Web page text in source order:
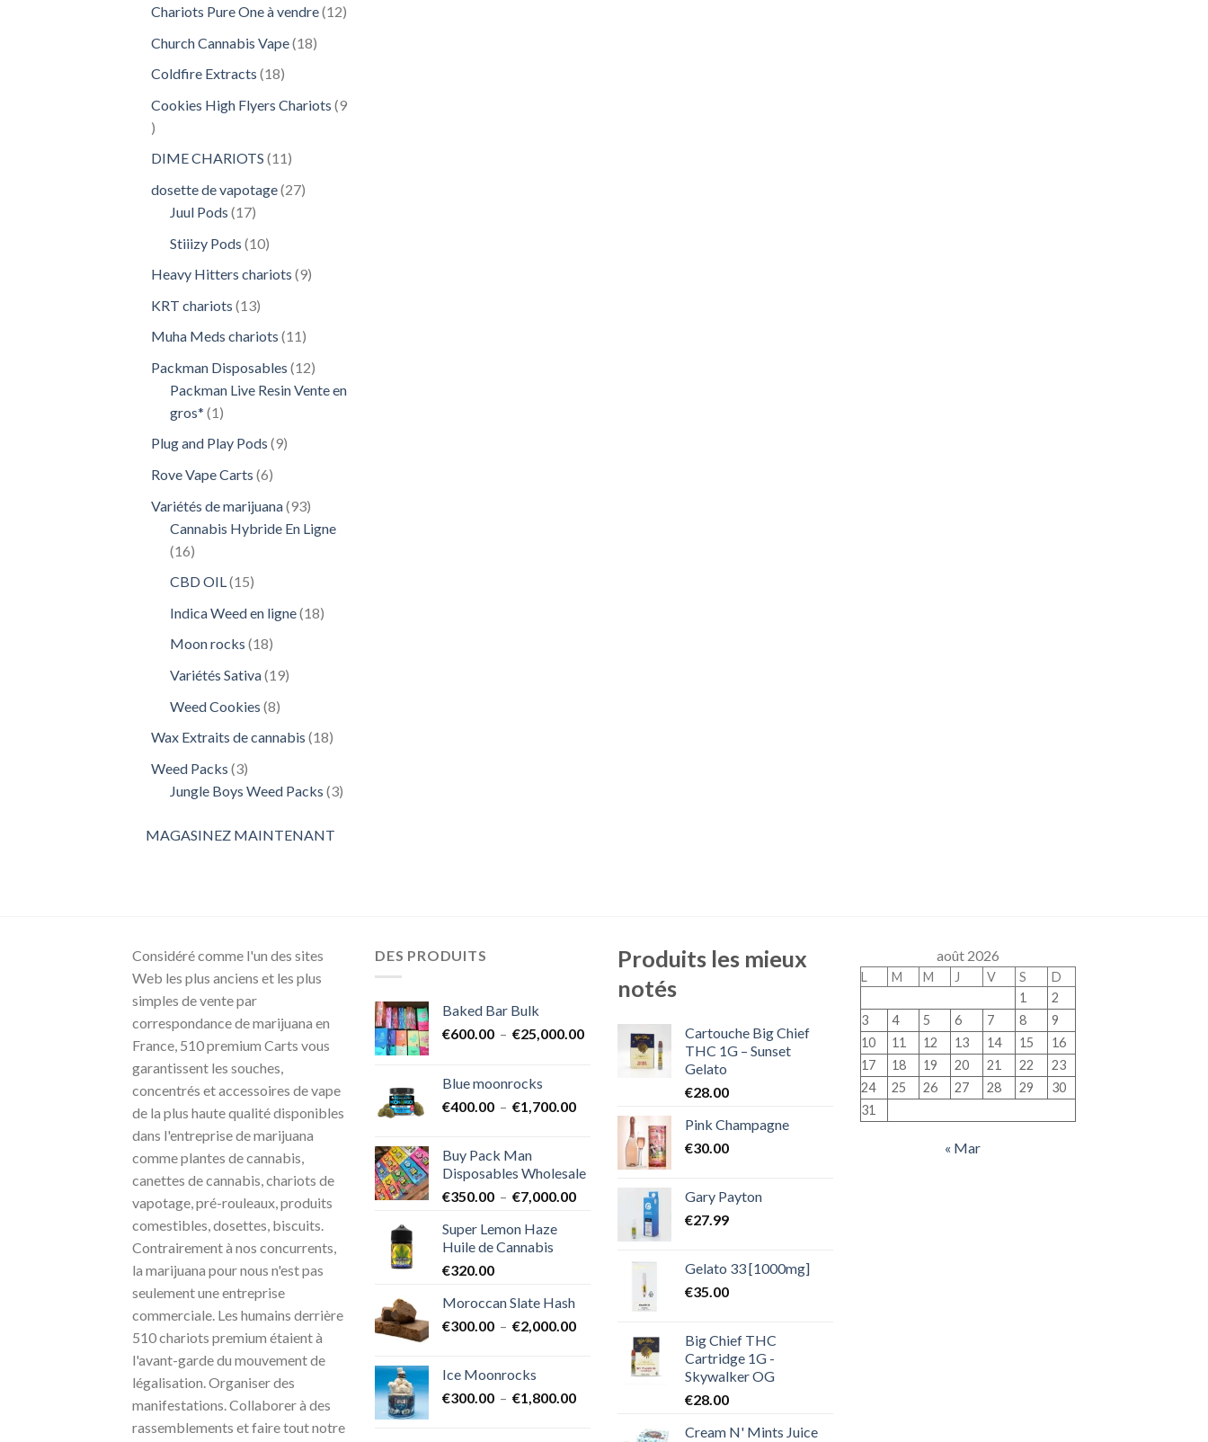
Chariots Pure One à vendre 1212
Church Cannabis Vape 1818
Coldfire Extracts 1818
Cookies High Flyers Chariots 9
9
DIME CHARIOTS 1111
dosette de vapotage 2727
Juul Pods 1717
Stiiizy Pods 1010
Heavy Hitters chariots 99
KRT chariots 1313
Muha Meds chariots 1111
Packman Disposables 1212
produits
Packman Live Resin Vente en
gros* 11
Plug and Play Pods 99
Rove Vape Carts 66
Variétés de marijuana 9393
produits
Cannabis Hybride En Ligne
1616
CBD OIL 1515
Indica Weed en ligne 1818
Moon rocks 1818
Variétés Sativa 1919
Weed Cookies 88
Wax Extraits de cannabis 1818
Weed Packs 33
produits
Jungle Boys Weed Packs 33
MAGASINEZ MAINTENANT
Considéré comme l'un des sites
Web les plus anciens et les plus
simples de vente par
correspondance de marijuana en
France, 510 premium Carts vous
garantissent les souches,
concentrés et accessoires de vape
de la plus haute qualité disponibles
dans l'entreprise de marijuana
comme plantes de cannabis,
canettes de cannabis, chariots de
vapotage, pré-rouleaux, produits
comestibles, dosettes, biscuits.
Contrairement à nos concurrents,
la marijuana pour nous n'est pas
seulement une entreprise
commerciale. Les humains derrière
510 chariots premium étaient à
l'avant-garde du mouvement de
légalisation. Organiser des
manifestations. Collaborer à des
rassemblements et faire tout notre
DES PRODUITS
Baked Bar Bulk
€600.00 – €25,000.00Plage
€25,000.00
Blue moonrocks
€400.00 – €1,700.00Plage
€400.00
à
€1,700.00
Buy Pack Man
Disposables Wholesale
€350.00 – €7,000.00Plage
Super Lemon Haze
Huile de Cannabis
€320.00
Moroccan Slate Hash
€300.00 – €2,000.00Plage
à
Ice Moonrocks
€300.00 – €1,800.00Plage
Produits les mieux
notés
Cartouche Big Chief
THC 1G – Sunset
Gelato
€28.00
Pink Champagne
€30.00
Gary Payton
€27.99
Gelato 33 [1000mg]
€35.00
Big Chief THC
Cartridge 1G -
Skywalker OG
€28.00
Cream N' Mints Juice
août 2026
L M M J V S
D
1
2
3
4 5 6 7 8
9
10
11 12 13 14 15
16
17
18 19 20 21 22
23
24
25 26 27 28 29
30
31
« Mar